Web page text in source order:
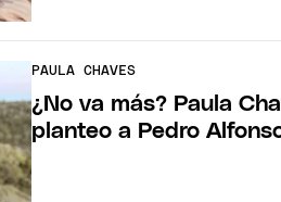
PAULA CHAVES
¿No va más? Paula
planteo a Pedro